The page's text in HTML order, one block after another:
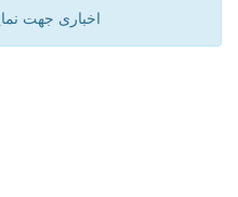
اخباری جهت